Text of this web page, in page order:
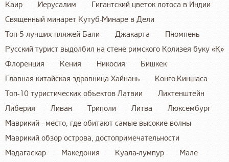
Каир Иерусалим
Гигантский цветок лотоса в Индии
Священный минарет Кутуб-Минаре в Дели
Топ-5 лучших пляжей Бали
Джакарта
Пномпень
Русский турист выдолбил на стене римского Колизея буку «К»
Флоренция
Кения Никосия
Бишкек
Главная китайская здравница Хайнань
Конго.Киншаса
Топ-10 туристических объектов Латвии
Лихтенштейн
Либерия
Ливан Триполи Литва
Люксембург
Маврикий - место, где обитают самые высокие волны
Маврикий обзор острова, достопримечательности
Мадагаскар
Македония Куала-лумпур
Мале